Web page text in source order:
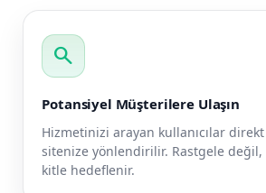
search
Potansiyel Müşterilere Ulaşın
Hizmetinizi arayan kullanıcılar
sitenize yönlendirilir. Rastgele değil,
kitle hedeflenir.